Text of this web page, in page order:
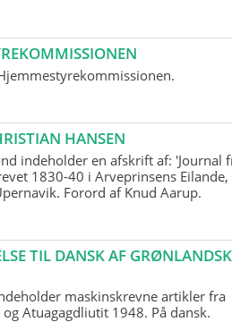
HANSEN
indeholder en afskrift af: 'Journal
1830-40 i Arveprinsens Eilande,
Forord af Knud Aarup.
TIL DANSK AF
maskinskrevne artikler fra
Atuagagdliutit 1948. På dansk.